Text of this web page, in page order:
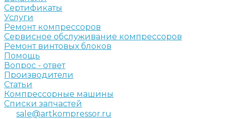
Сертификаты
Услуги
Ремонт компрессоров
Сервисное обслуживание компрессоров
Ремонт винтовых блоков
Помощь
Вопрос - ответ
Производители
Статьи
Компрессорные машины
Списки запчастей
sale@artkompressor.ru